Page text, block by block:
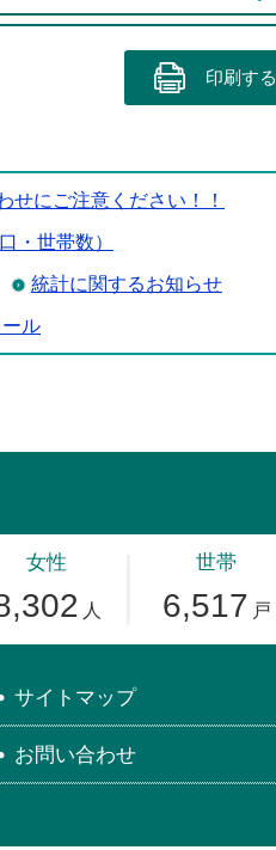
印刷する
せにご注意ください！！
・世帯数）
統計に関するお知らせ
ル
サイトマップ
お問い合わせ